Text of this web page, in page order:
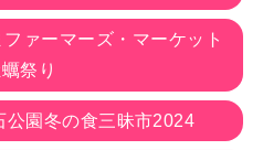
ァーマーズ・マーケット
祭り
公園冬の食三昧市2024